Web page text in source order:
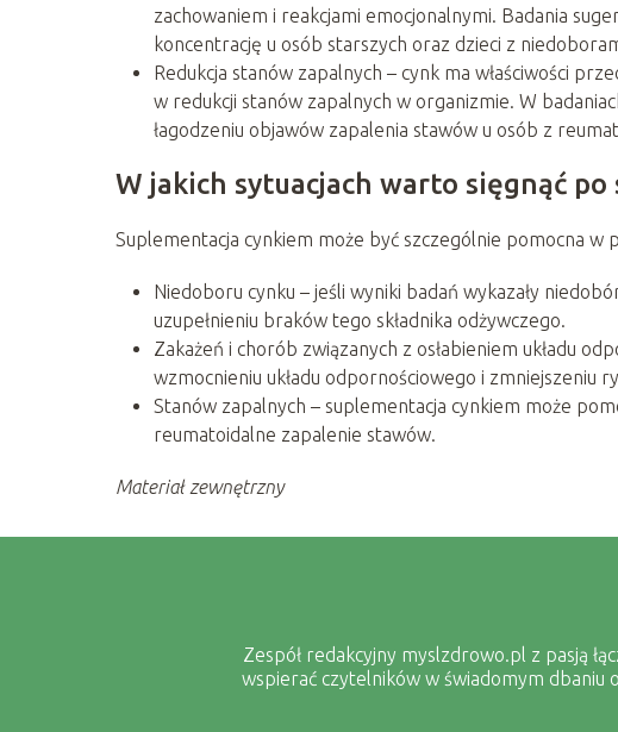
zachowaniem i reakcjami emocjonalnymi. Badania
koncentrację u osób starszych oraz dzieci z
Redukcja stanów zapalnych – cynk ma właściwości
w redukcji stanów zapalnych w organizmie. W
łagodzeniu objawów zapalenia stawów u osób z
W jakich sytuacjach warto sięgnąć po
Suplementacja cynkiem może być szczególnie pomocna w
Niedoboru cynku – jeśli wyniki badań wykazały
uzupełnieniu braków tego składnika odżywczego.
Zakażeń i chorób związanych z osłabieniem układu
wzmocnieniu układu odpornościowego i zmniejszeniu
Stanów zapalnych – suplementacja cynkiem może
reumatoidalne zapalenie stawów.
Materiał zewnętrzny
Zespół redakcyjny myslzdrowo.pl z pasją
wspierać czytelników w świadomym dbaniu